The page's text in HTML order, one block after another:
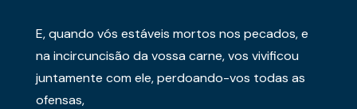
E, quando vós estáveis mortos nos pecados, e
na incircuncisão da vossa carne, vos vivificou
juntamente com ele, perdoando-vos todas as
ofensas,